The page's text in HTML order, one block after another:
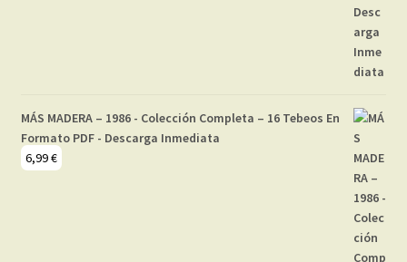
MÁS MADERA – 1986 - Colección Completa – 16 Tebeos En
Formato PDF - Descarga Inmediata
6,99€